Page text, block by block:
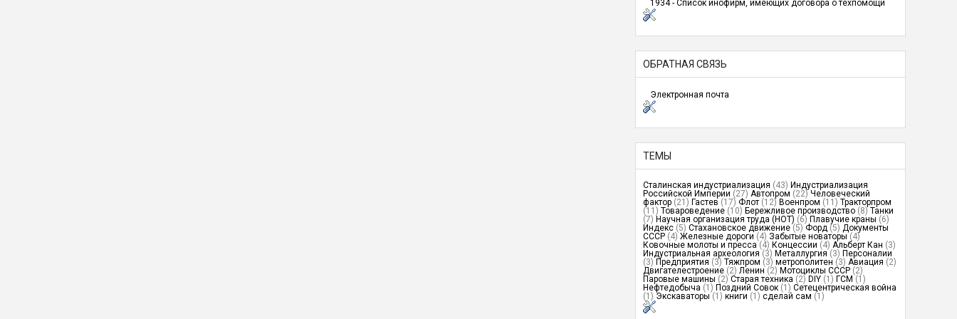
1934 - Список инофирм, имеющих договора о техпомощи
ОБРАТНАЯ СВЯЗЬ
Электронная почта
ТЕМЫ
Сталинская индустриализация (43) Индустриализация
Российской Империи (27) Автопром (22) Человеческий
фактор (21) Гастев (17) Флот (12) Военпром (11) Тракторпром
(11) Товароведение (10) Бережливое производство (8) Танки
(7) Научная организация труда (НОТ) (6) Плавучие краны (6)
Индекс (5) Стахановское движение (5) Форд (5) Документы
СССР (4) Железные дороги (4) Забытые новаторы (4)
Ковочные молоты и пресса (4) Концессии (4) Альберт Кан (3)
Индустриальная археология (3) Металлургия (3) Персоналии
(3) Предприятия (3) Тяжпром (3) метрополитен (3) Авиация (2)
Двигателестроение (2) Ленин (2) Мотоциклы СССР (2)
Паровые машины (2) Старая техника (2) DIY (1) ГСМ (1)
Нефтедобыча (1) Поздний Совок (1) Сетецентрическая война
(1) Экскаваторы (1) книги (1) сделай сам (1)